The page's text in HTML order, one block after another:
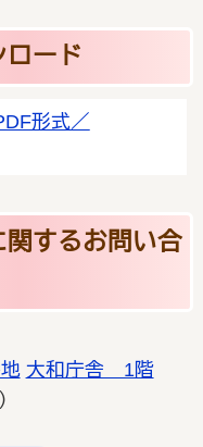
ロード
形式／
関するお問い合
大和庁舎 1階